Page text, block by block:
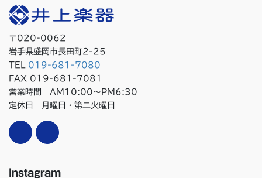
〒020-0062
岩手県盛岡市長田町2-25
TEL 019-681-7080
FAX 019-681-7081
営業時間 AM10:00〜PM6:30
定休日 月曜日・第二火曜日
Instagram